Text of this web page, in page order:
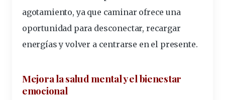
agotamiento, ya que caminar ofrece una
oportunidad para desconectar, recargar
energías y volver a centrarse en el presente.
Mejora la salud mental y el bienestar
emocional